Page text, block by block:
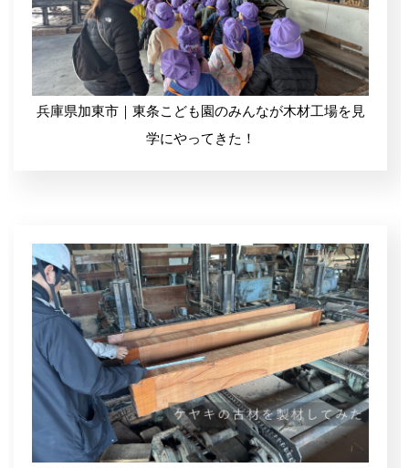
無垢材・一枚板の加工
ペレットストーブ、ペレット燃料
兵庫県加東市｜東条こども園のみんなが木材工場を見
学にやってきた！